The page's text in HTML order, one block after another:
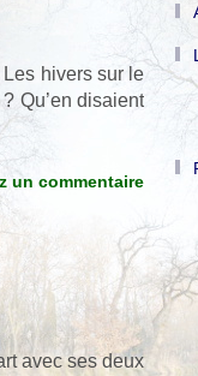
hivers sur le
Qu’en disaient
un commentaire
avec ses deux